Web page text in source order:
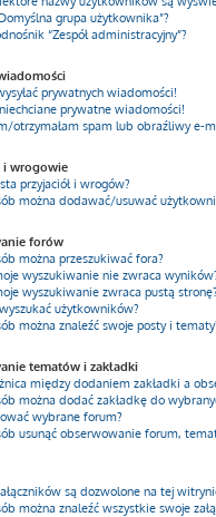
grupa użytkownika”?
“Zespół administracyjny”?
prywatnych wiadomości!
prywatne wiadomości!
otrzymałam spam lub obraźliwy e-
i wrogowie
przyjaciół i wrogów?
można dodawać/usuwać
forów
można przeszukiwać fora?
wyszukiwanie nie zwraca
wyszukiwanie zwraca pustą
użytkowników?
można znaleźć swoje posty i
tematów i zakładki
między dodaniem zakładki a
można dodać zakładkę do
wybrane forum?
usunąć obserwowanie forum,
są dozwolone na tej
można znaleźć wszystkie swoje